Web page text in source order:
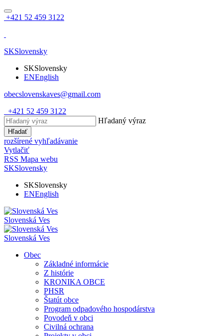
+421 52 459 3122
SKSlovensky
SKSlovensky
ENEnglish
obecslovenskaves@gmail.com
+421 52 459 3122
Hľadaný výraz
Hľadať
rozšírené vyhľadávanie
Vytlačiť
RSS Mapa webu
SKSlovensky
SKSlovensky
ENEnglish
Slovenská Ves
Slovenská Ves
Obec
Základné informácie
Z histórie
KRONIKA OBCE
PHSR
Štatút obce
Program odpadového hospodárstva
Povodeň v obci
Civilná ochrana